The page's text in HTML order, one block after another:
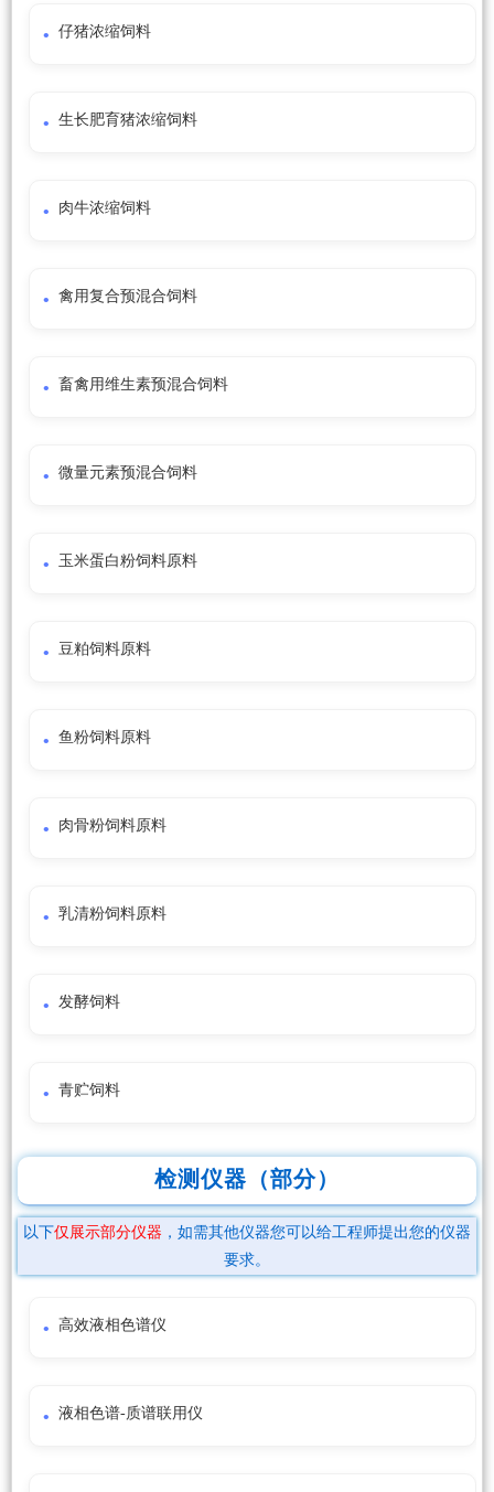
仔猪浓缩饲料
生长肥育猪浓缩饲料
肉牛浓缩饲料
禽用复合预混合饲料
畜禽用维生素预混合饲料
微量元素预混合饲料
玉米蛋白粉饲料原料
豆粕饲料原料
鱼粉饲料原料
肉骨粉饲料原料
乳清粉饲料原料
发酵饲料
青贮饲料
检测仪器（部分）
以下仅展示部分仪器 ，如需其他仪器您可以给工程师提出您的仪器
要求。
高效液相色谱仪
液相色谱-质谱联用仪